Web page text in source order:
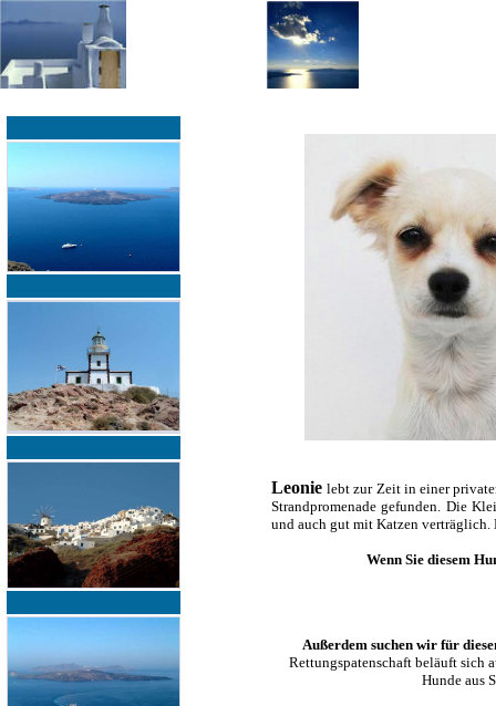
Leonielebt zur Zeit in einer
Strandpromenade gefunden. Die
und auch gut mit Katzen
Wenn Sie diesem
Außerdem suchen wir für
Rettungspatenschaft beläuft sich
Hunde aus